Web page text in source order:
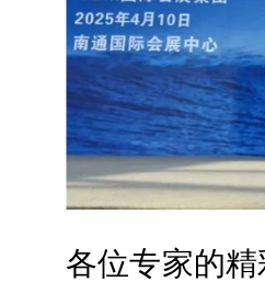
各位专家的